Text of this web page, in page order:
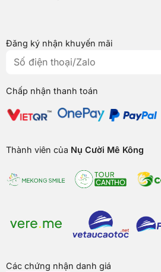
Đăng ký nhận khuyến mãi
Chấp nhận thanh toán
Thành viên của Nụ Cười Mê Kông
Các chứng nhận danh giá